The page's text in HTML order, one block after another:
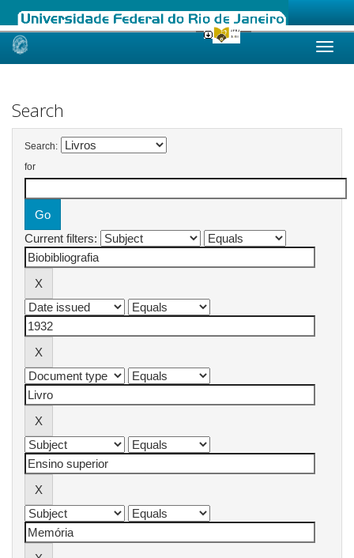
Skip
Search
Search:
for
Current filters: